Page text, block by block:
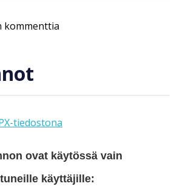
kommenttia
tiedostona
ovat käytössä vain
käyttäjille: